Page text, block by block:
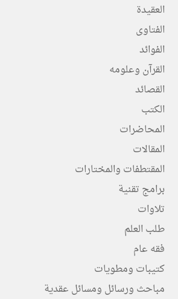
العقيدة
الفتاوى
الفوائد
القرآن وعلومه
القصائد
الكتب
المحاضرات
المقالات
المقتطفات والمختارات
برامج تقنية
تلاوات
طلب العلم
فقه عام
كتيبات ومطويات
مباحث ورسائل ومسائل عقدية